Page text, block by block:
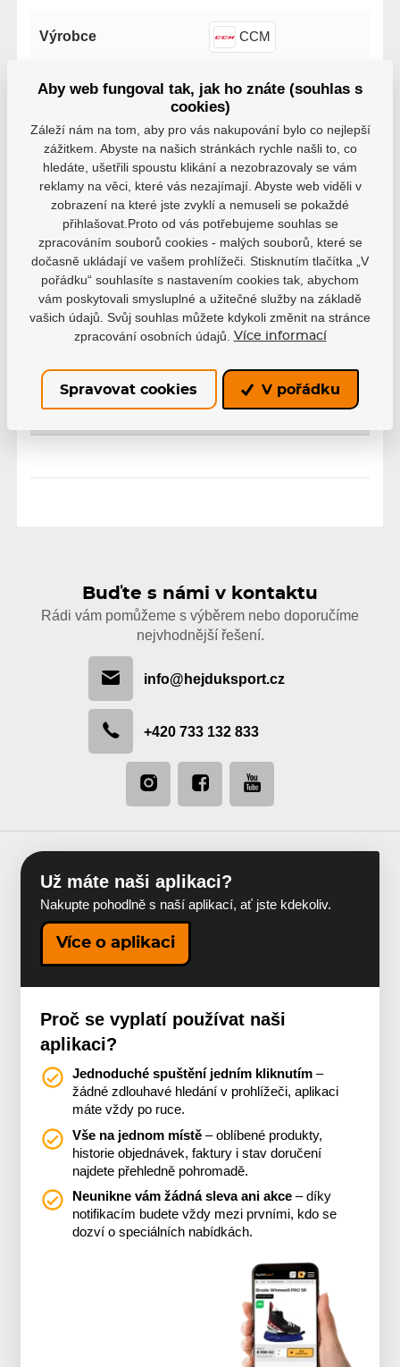
Výrobce CCM
Varianta Junior
Velikost XS
Velikost výrobce
2.5
3.0
3.5
Varianty
EAN: 191520068417
Skladem
2 000 Kč
Buďte s námi v kontaktu
Rádi vám pomůžeme s výběrem nebo doporučíme
nejvhodnější řešení.
info@hejduksport.cz
+420 733 132 833
Už máte naši aplikaci?
Nakupte pohodlně s naší aplikací, ať jste kdekoliv.
Více o aplikaci
Proč se vyplatí používat naši
aplikaci?
Jednoduché spuštění jedním kliknutím –
žádné zdlouhavé hledání v prohlížeči, aplikaci
máte vždy po ruce.
Vše na jednom místě – oblíbené produkty,
historie objednávek, faktury i stav doručení
najdete přehledně pohromadě.
Neunikne vám žádná sleva ani akce – díky
notifikacím budete vždy mezi prvními, kdo se
dozví o speciálních nabídkách.
Aby web fungoval tak, jak ho znáte (souhlas s
cookies)
Záleží nám na tom, aby pro vás nakupování bylo co nejlepší
zážitkem. Abyste na našich stránkách rychle našli to, co
hledáte, ušetřili spoustu klikání a nezobrazovaly se vám
reklamy na věci, které vás nezajímají. Abyste web viděli v
zobrazení na které jste zvyklí a nemuseli se pokaždé
přihlašovat.Proto od vás potřebujeme souhlas se
zpracováním souborů cookies - malých souborů, které se
dočasně ukládají ve vašem prohlížeči. Stisknutím tlačítka „V
pořádku“ souhlasíte s nastavením cookies tak, abychom
vám poskytovali smysluplné a užitečné služby na základě
vašich údajů. Svůj souhlas můžete kdykoli změnit na stránce
zpracování osobních údajů.
Více informací
Spravovat cookies V pořádku